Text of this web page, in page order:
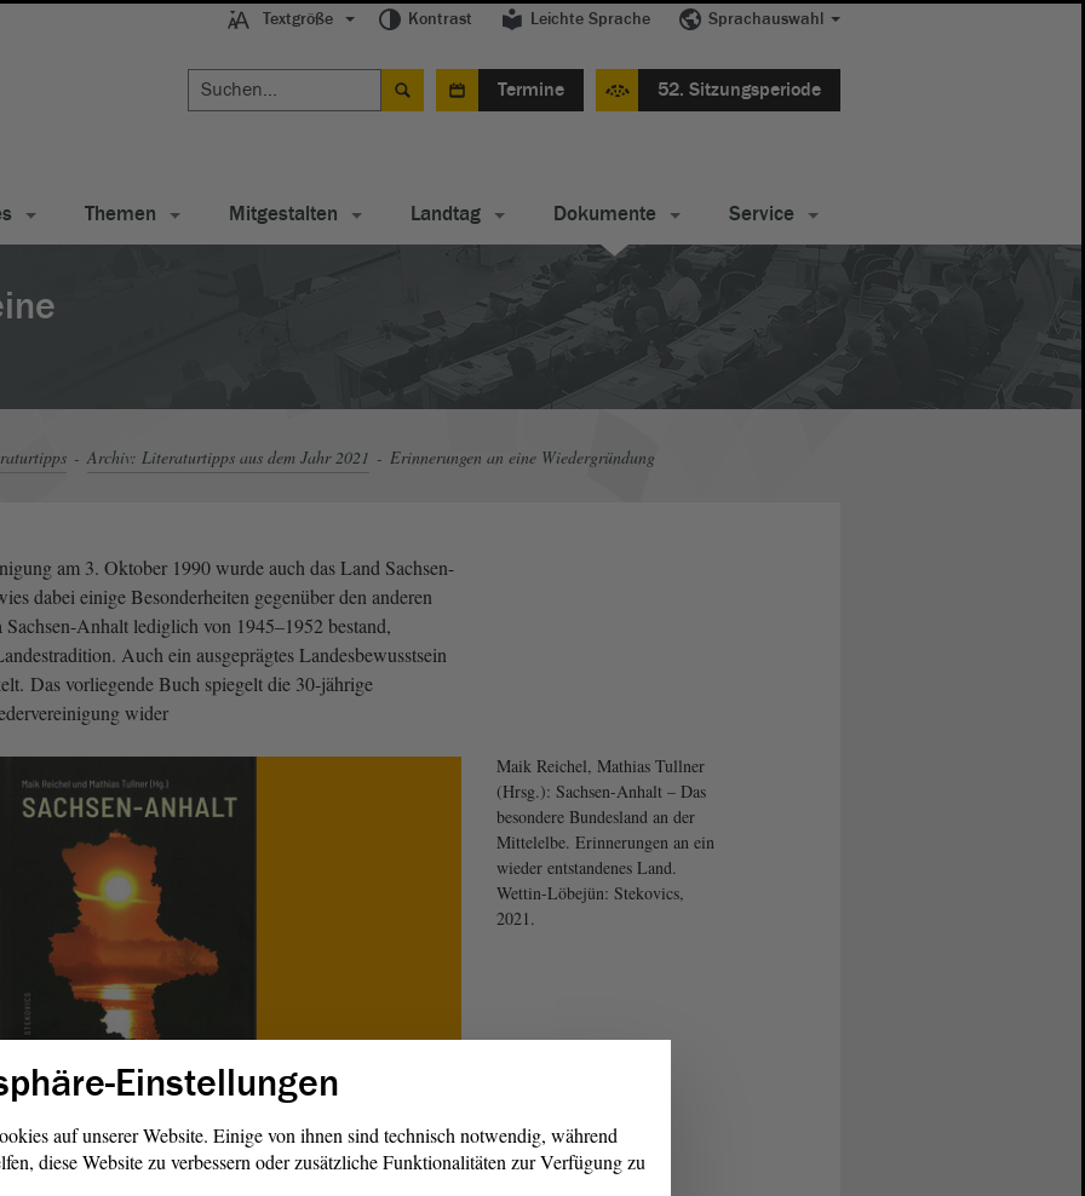
Textgröße Kontrast Leichte Sprache Sprachauswahl
Termine 52. Sitzungsperiode
Themen Mitgestalten Landtag Dokumente Service
Archiv: Literaturtipps aus dem Jahr 2021 Erinnerungen an eine Wiedergründung
am 3. Oktober 1990 wurde auch das Land Sachsen-
dabei einige Besonderheiten gegenüber den anderen
Anhalt lediglich von 1945–1952 bestand,
Auch ein ausgeprägtes Landesbewusstsein
Das vorliegende Buch spiegelt die 30-jährige
wider
Maik Reichel, Mathias Tullner
(Hrsg.): Sachsen-Anhalt – Das
besondere Bundesland an der
Mittelelbe. Erinnerungen an ein
wieder entstandenes Land.
Wettin-Löbejün: Stekovics,
2021.
Landtagsabgeordnete der ersten Stunde,
Einstellungen
auf unserer Website. Einige von ihnen sind technisch notwendig, während
diese Website zu verbessern oder zusätzliche Funktionalitäten zur Verfügung zu